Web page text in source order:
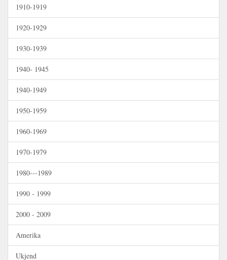
1910-1919
1920-1929
1930-1939
1940- 1945
1940-1949
1950-1959
1960-1969
1970-1979
1980---1989
1990 - 1999
2000 - 2009
Amerika
Ukjend